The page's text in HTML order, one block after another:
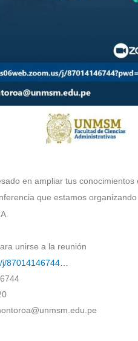
en ampliar tus conocimientos
que estamos
unirse a la reunión
87014146744…